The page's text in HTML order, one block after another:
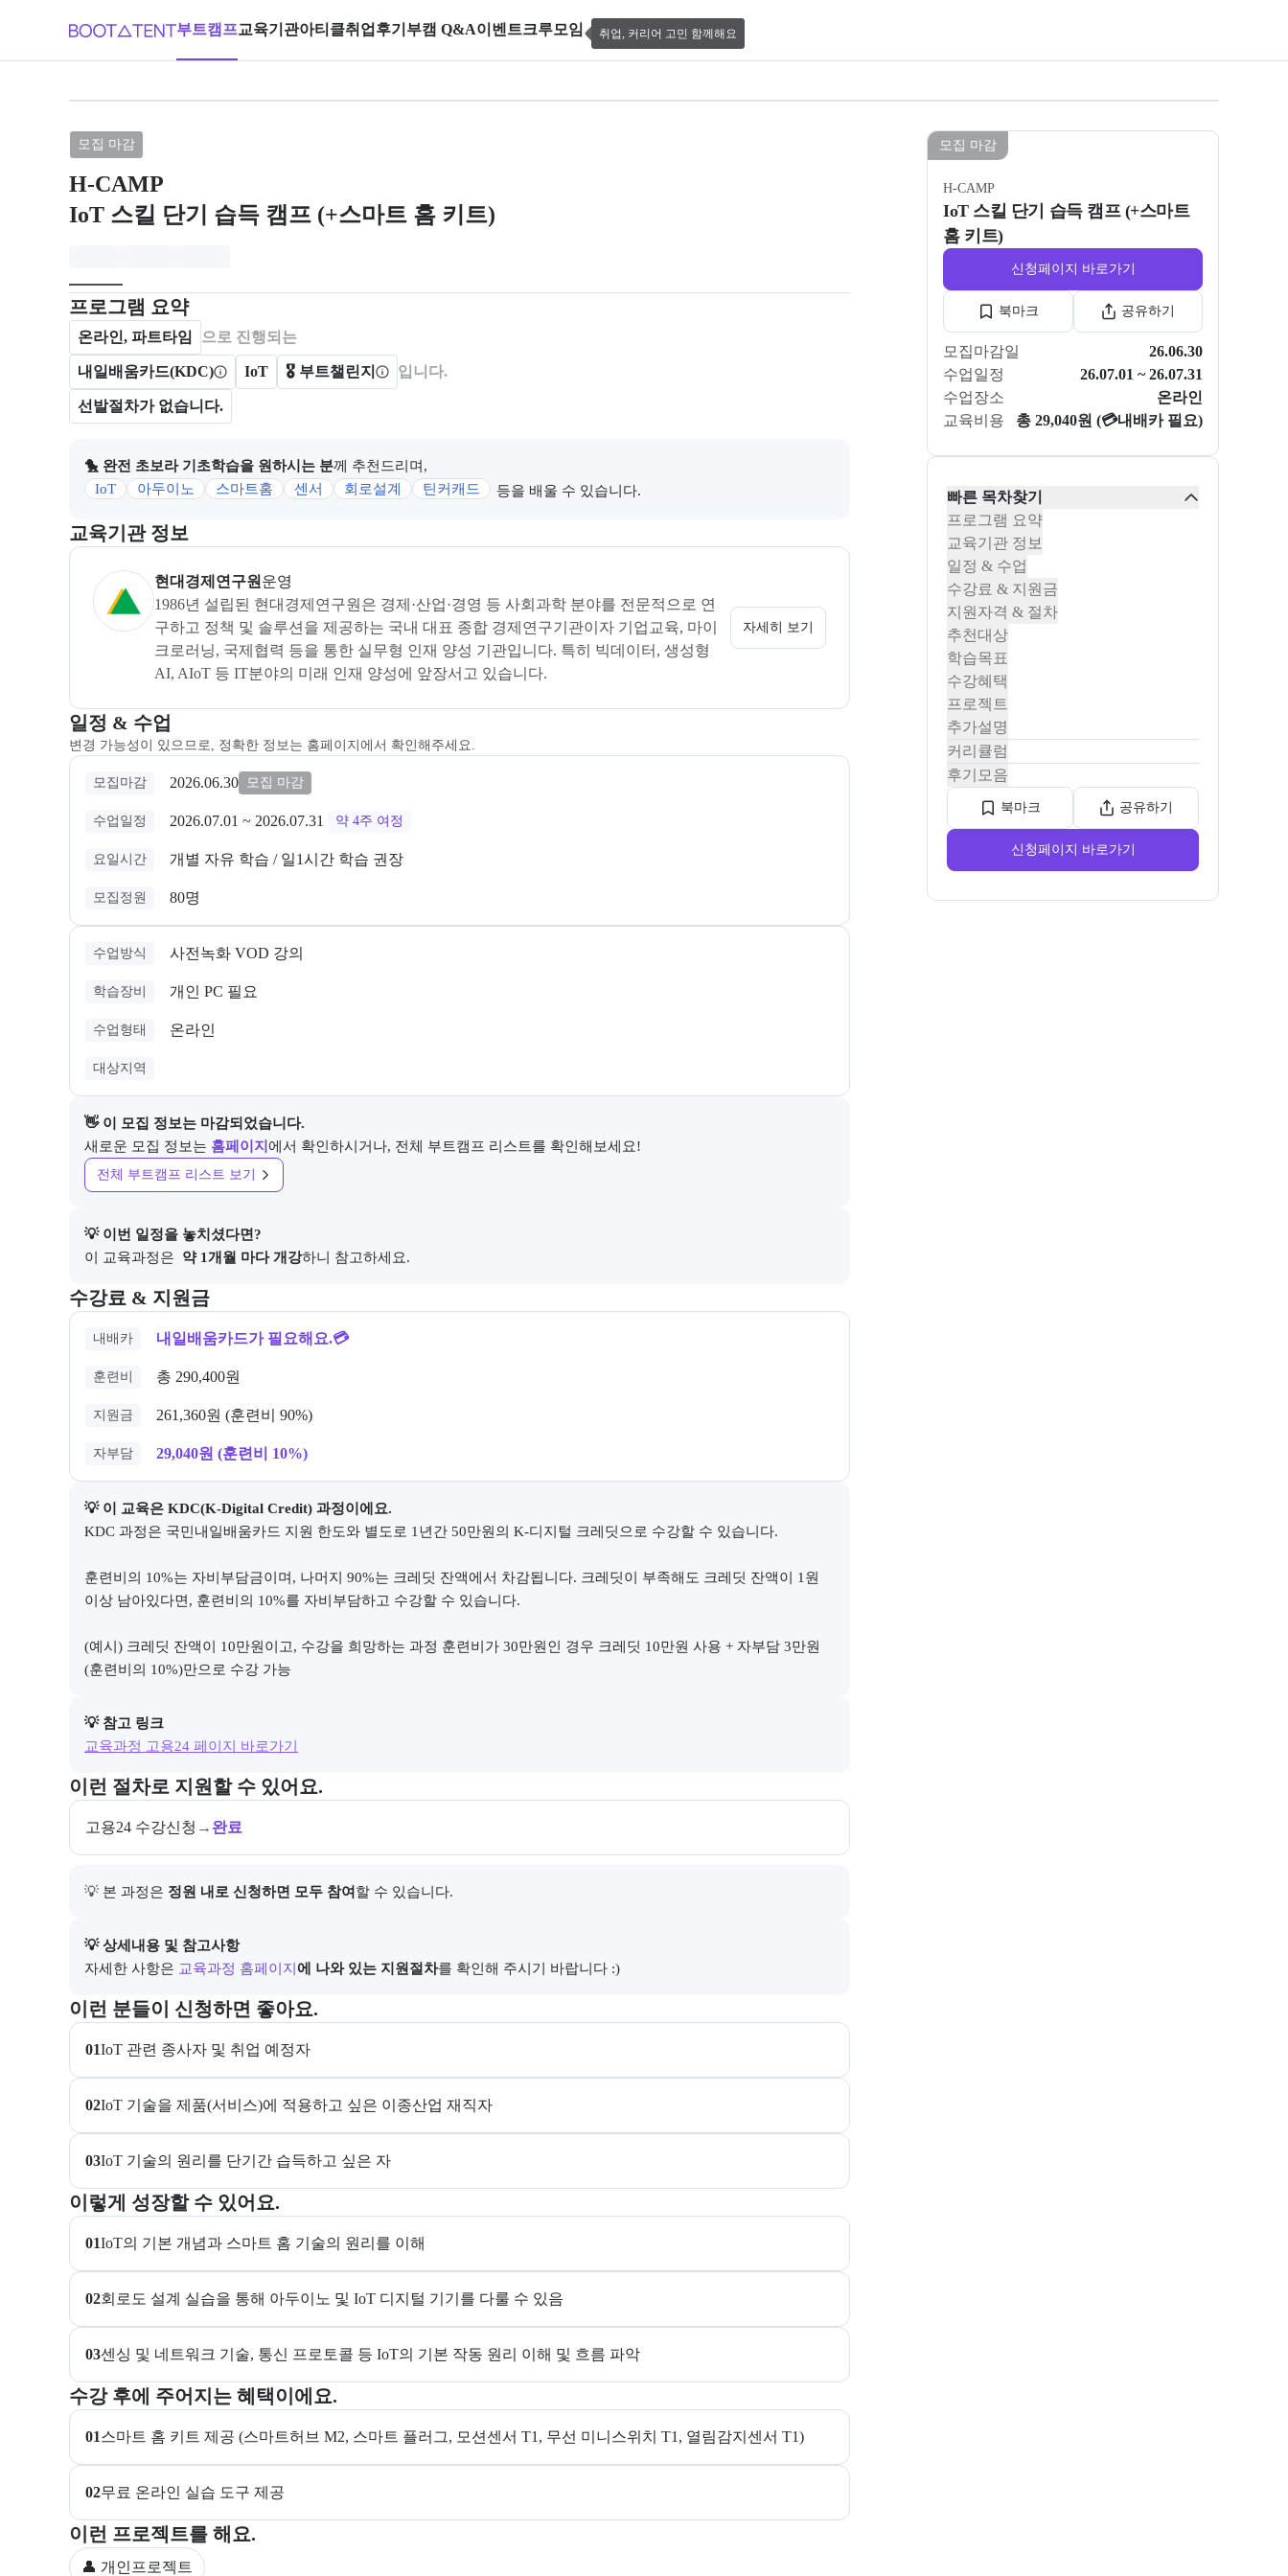
부트캠프교육기관아티클취업후기 부캠 Q&A이벤트크루모임 취업, 커리어 고민 함께해요
모집 마감
H-CAMP
IoT 스킬 단기 습득 캠프 (+스마트 홈 키트)
브랜드: H-CAMP, 과정명: IoT 스킬 단기 습득 캠프 (+스마트 홈 키트)
모집개요
프로그램 요약
캠프를 운영하거나 참여하는 회사 정보를 카드 형태로 제공한다.
온라인, 파트타임 으로 진행되는
내일배움카드(KDC) IoT 🎖️ 부트챌린지 입니다.
선발절차가 없습니다.
🐤 완전 초보라 기초학습을 원하시는 분께 추천드리며,
IoT
아두이노 스마트홈 센서 회로설계 틴커캐드 등을 배울 수 있습니다.
이 섹션에서는 부트캠프를 운영하거나 주관하는 회사의 정보를 카드 형태로 안내한다.
교육기관 정보
현대경제연구원은(는) 본 부트캠프의
현대경제연구원 운영
1986년 설립된 현대경제연구원은 경제·산업·경영 등 사회과학 분야를 전문적으로 연
구하고 정책 및 솔루션을 제공하는 국내 대표 종합 경제연구기관이자 기업교육, 마이
크로러닝, 국제협력 등을 통한 실무형 인재 양성 기관입니다. 특히 빅데이터, 생성형
AI, AIoT 등 IT분야의 미래 인재 양성에 앞장서고 있습니다.
자세히 보기
일정 & 수업
변경 가능성이 있으므로, 정확한 정보는 홈페이지에서 확인해주세요.
교육과정 일정과 모집 상태에 따른 안내를 제공한다.
모집마감 2026.06.30 모집 마감
수업일정 2026.07.01 ~ 2026.07.31 약 4주 여정
요일시간 개별 자유 학습 / 일1시간 학습 권장
모집정원 80명
수업방식 사전녹화 VOD 강의
학습장비 개인 PC 필요
수업형태 온라인
대상지역
👋 이 모집 정보는 마감되었습니다.
새로운 모집 정보는 홈페이지 에서 확인하시거나, 전체 부트캠프 리스트를 확인해보세요!
전체 부트캠프 리스트 보기
💡 이번 일정을 놓치셨다면?
이 교육과정은
약 1개월 마다 개강하니 참고하세요.
수강료 & 지원금
교육과정의 비용 및 결제 관련 정보를 안내한다. 필요 시 정부지원 과정 안내와 고용24 참고 링크를 함께 제공한다.
내배카 내일배움카드가 필요해요.💳
훈련비 총 290,400원
지원금 261,360원 (훈련비 90%)
자부담 29,040원 (훈련비 10%)
💡 이 교육은 KDC(K-Digital Credit) 과정이에요.
KDC 과정은 국민내일배움카드 지원 한도와 별도로 1년간 50만원의 K-디지털 크레딧으로 수강할 수 있습니다.
훈련비의 10%는 자비부담금이며, 나머지 90%는 크레딧 잔액에서 차감됩니다. 크레딧이 부족해도 크레딧 잔액이 1원
이상 남아있다면, 훈련비의 10%를 자비부담하고 수강할 수 있습니다.
(예시) 크레딧 잔액이 10만원이고, 수강을 희망하는 과정 훈련비가 30만원인 경우 크레딧 10만원 사용 + 자부담 3만원
(훈련비의 10%)만으로 수강 가능
💡 참고 링크
교육과정 고용24 페이지 바로가기
이런 절차로 지원할 수 있어요.
교육과정 지원 절차와 참여 조건, 상세 참고사항을 안내한다.
고용24 수강신청 → 완료
💡 본 과정은 정원 내로 신청하면 모두 참여 할 수 있습니다.
💡 상세내용 및 참고사항
아래에는 지원 절차의 상세 설명 및 참고 링크가 포함된다.
자세한 사항은 교육과정 홈페이지 에 나와 있는 지원절차를 확인해 주시기 바랍니다 :)
이런 분들이 신청하면 좋아요.
이 교육과정이 어떤 분들께 추천되는지 항목으로 안내한다. 더보기 버튼으로 전체 추천 대상을 펼칠 수 있다.
01IoT 관련 종사자 및 취업 예정자
02IoT 기술을 제품(서비스)에 적용하고 싶은 이종산업 재직자
03IoT 기술의 원리를 단기간 습득하고 싶은 자
이렇게 성장할 수 있어요.
이 교육과정에서 성취할 수 있는 목표를 항목으로 안내한다. 더보기 버튼으로 전체 목표를 펼칠 수 있다.
01IoT의 기본 개념과 스마트 홈 기술의 원리를 이해
02회로도 설계 실습을 통해 아두이노 및 IoT 디지털 기기를 다룰 수 있음
03센싱 및 네트워크 기술, 통신 프로토콜 등 IoT의 기본 작동 원리 이해 및 흐름 파악
수강 후에 주어지는 혜택이에요.
교육과정 수강 시 제공되는 혜택 목록을 안내한다.
01스마트 홈 키트 제공 (스마트허브 M2, 스마트 플러그, 모션센서 T1, 무선 미니스위치 T1, 열림감지센서 T1)
02무료 온라인 실습 도구 제공
이런 프로젝트를 해요.
부트캠프 과정에서 진행하는 프로젝트 유형을 안내한다.
👤 개인프로젝트
모집 마감
H-CAMP
IoT 스킬 단기 습득 캠프 (+스마트
홈 키트)
신청페이지 바로가기
북마크 공유하기
모집마감일
26.06.30
수업일정
26.07.01 ~ 26.07.31
수업장소
온라인
교육비용
총 29,040원 (💳내배카 필요)
빠른 목차찾기
프로그램 요약
교육기관 정보
일정 & 수업
수강료 & 지원금
지원자격 & 절차
추천대상
학습목표
수강혜택
프로젝트
추가설명
커리큘럼
후기모음
신청페이지 바로가기
북마크 공유하기